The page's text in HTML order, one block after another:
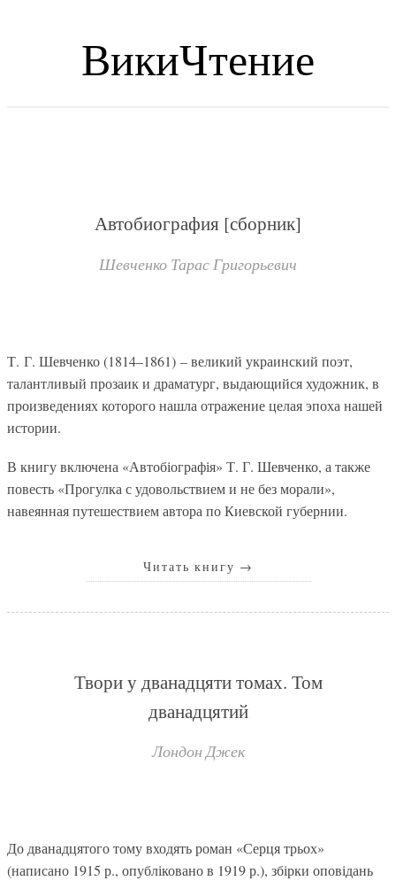
ВикиЧтение
Автобиография [сборник]
Шевченко Тарас Григорьевич
Т. Г. Шевченко (1814–1861) – великий украинский поэт,
талантливый прозаик и драматург, выдающийся художник, в
произведениях которого нашла отражение целая эпоха нашей
истории.
В книгу включена «Автобіографія» Т. Г. Шевченко, а также
повесть «Прогулка с удовольствием и не без морали»,
навеянная путешествием автора по Киевской губернии.
Читать книгу →
Твори у дванадцяти томах. Том
дванадцятий
Лондон Джек
До дванадцятого тому входять роман «Серця трьох»
(написано 1915 р., опубліковано в 1919 р.), збірки оповідань